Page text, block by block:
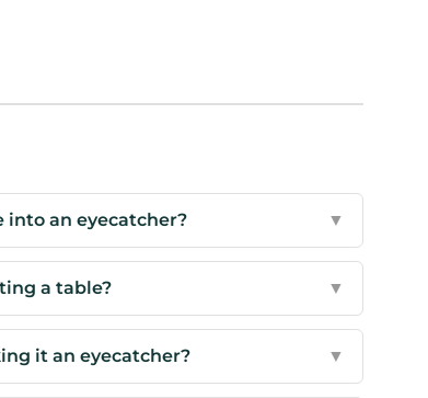
into an eyecatcher? ▼
a table? ▼
it an eyecatcher? ▼